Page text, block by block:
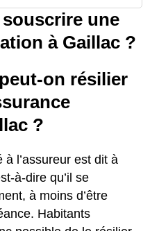
une
à Gaillac ?
on résilier
?
à l’assureur est dit à
à-dire qu’il se
à moins d’être
Habitants